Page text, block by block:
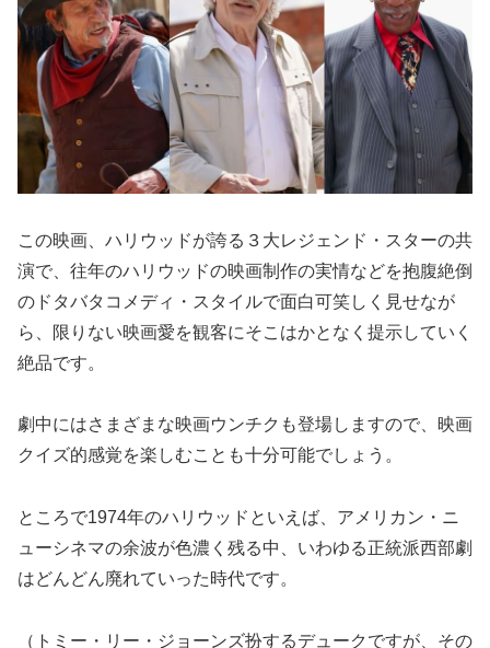
この映画、ハリウッドが誇る３大レジェンド・スターの共
演で、往年のハリウッドの映画制作の実情などを抱腹絶倒
のドタバタコメディ・スタイルで面白可笑しく見せなが
ら、限りない映画愛を観客にそこはかとなく提示していく
絶品です。
劇中にはさまざまな映画ウンチクも登場しますので、映画
クイズ的感覚を楽しむことも十分可能でしょう。
ところで1974年のハリウッドといえば、アメリカン・ニ
ューシネマの余波が色濃く残る中、いわゆる正統派西部劇
はどんどん廃れていった時代です。
（トミー・リー・ジョーンズ扮するデュークですが、その